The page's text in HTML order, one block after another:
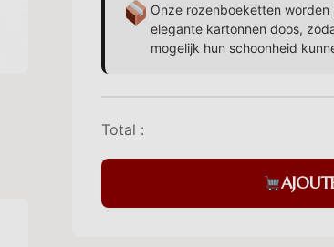
Onze rozenboeketten
elegante kartonnen doos,
mogelijk hun schoonheid
Total :